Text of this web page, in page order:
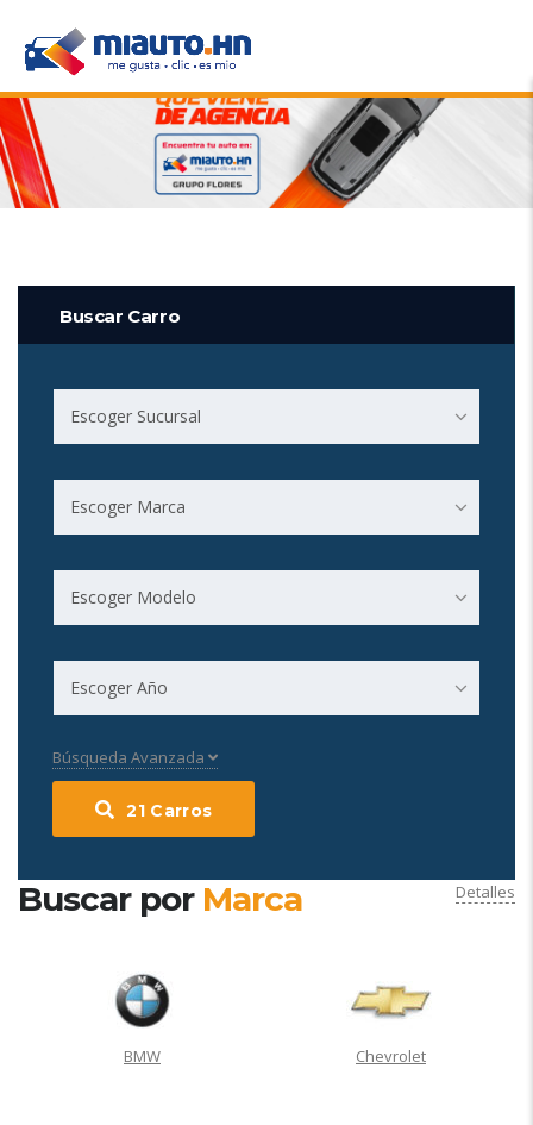
Buscar Carro
Búsqueda Avanzada
21 Carros
Escoger Sucursal
Escoger Marca
Escoger Modelo
Escoger Año
Detalles
Buscar por Marca
BMW Chevrolet